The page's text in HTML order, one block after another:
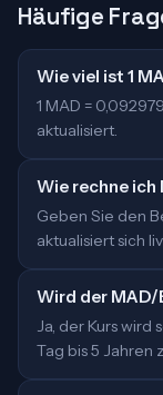
Häufige
Wie viel ist 1
1 MAD =
aktualisiert.
Wie rechne ich
Geben Sie den
aktualisiert sich
Wird der
Ja, der Kurs wird
Tag bis 5 Jahren